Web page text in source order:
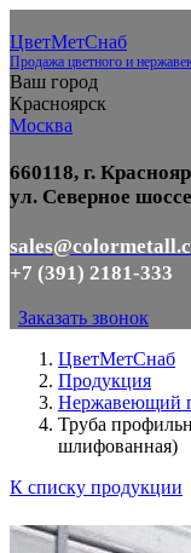
ЦветМетСнаб
Продажа цветного и
Ваш город
Красноярск
Москва
660118, г.
ул. Северное
+7 (391) 2181-333
Заказать звонок
ЦветМетСнаб
Продукция
Нержавеющий
Труба
шлифованная)
К списку продукции